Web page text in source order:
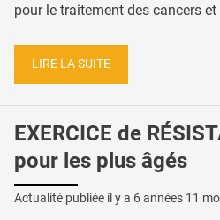
pour le traitement des cancers et
LIRE LA SUITE
EXERCICE de
pour les plus âgés
Actualité publiée il y a 6 années 11